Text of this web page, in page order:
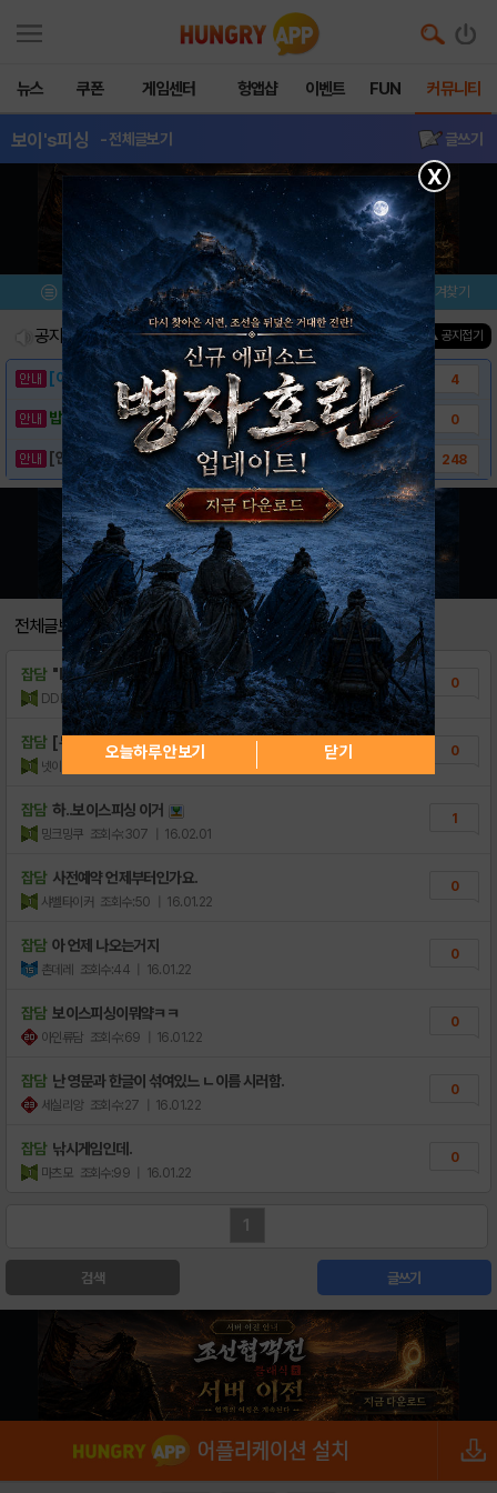
뉴스 쿠폰 게임센터 헝앱샵 이벤트 FUN 커뮤니티
보이's피싱 - 전체글보기 글쓰기
메뉴 이벤트/미션 설치/평가 즐겨찾기
공지사항 진행중인 이벤트0건 ▲ 공지접기
[이벤트] 웃음으로 매일매일 해피! 유머 게시.. 4
밥알이의 헝앱통신 ⑲ “밥알이, 드디어 멀티를.. 0
[안내] 헝그리앱 필수 상식! 밥알 획득 안내.. 248
전체글보기
잡담 "lelo레로 소나" 여..
DDFF9999 조회수:10 | 19.05.23
0
잡담 [무료쿠폰] 다이아 100개 나눔!
넷이겠따당2
0
잡담 하..보이스피싱 이거
밍크밍쿠 조회수:307 | 16.02.01
1
잡담 사전예약 언제부터인가요.
샤벨타이커 조회수:50 | 16.01.22
0
잡담 아 언제 나오는거지
촌데레 조회수:44 | 16.01.22
0
잡담 보이스피싱이뭐얔ㅋㅋ
아인류담 조회수:69 | 16.01.22
0
잡담 난 영문과 한글이 섞여있느 ㄴ이름 시러함.
세실리앙 조회수:27 | 16.01.22
0
잡담 낚시게임인데.
마츠모 조회수:99 | 16.01.22
0
1
검색 글쓰기
X
오늘하루 안보기 닫기